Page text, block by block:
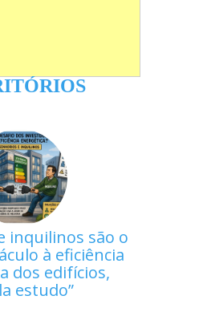
inquilinos são o
à eficiência
dos edifícios,
estudo